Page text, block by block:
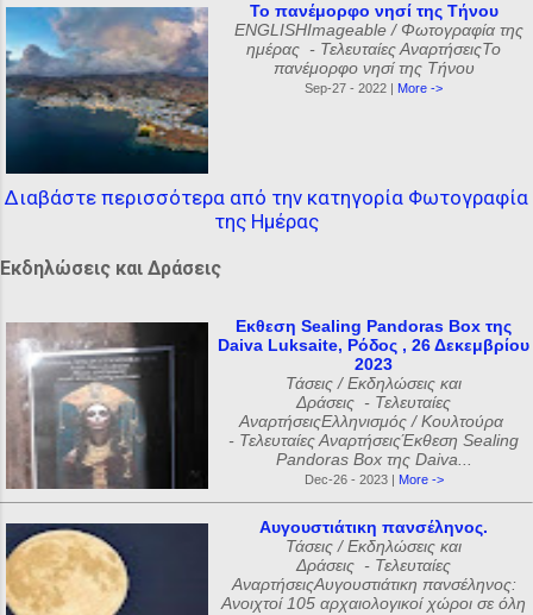
Το πανέμορφο νησί της Τήνου
ENGLISHImageable / Φωτογραφία της
ημέρας - Τελευταίες ΑναρτήσειςΤο
πανέμορφο νησί της Τήνου
Sep-27 - 2022 | More ->
Διαβάστε περισσότερα από την κατηγορία Φωτογραφία
της Ημέρας
Εκδηλώσεις και Δράσεις
Εκθεση Sealing Pandoras Box της
Daiva Luksaite, Ρόδος , 26 Δεκεμβρίου
2023
Τάσεις / Εκδηλώσεις και
Δράσεις - Τελευταίες
ΑναρτήσειςΕλληνισμός / Κουλτούρα
- Τελευταίες ΑναρτήσειςΈκθεση Sealing
Pandoras Box της Daiva...
Dec-26 - 2023 | More ->
Αυγουστιάτικη πανσέληνος.
Τάσεις / Εκδηλώσεις και
Δράσεις - Τελευταίες
ΑναρτήσειςΑυγουστιάτικη πανσέληνος:
Ανοιχτοί 105 αρχαιολογικοί χώροι σε όλη